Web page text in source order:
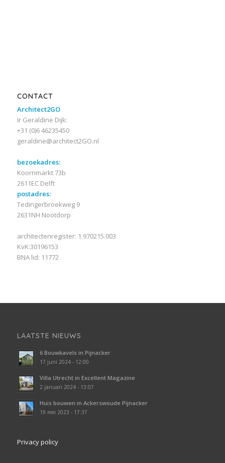
CONTACT
Architect2GO
Ir Geraldine Dijk:
+31 (0)6 46235450
geraldine@architect2GO.nl
bezoekadres:
Koornmarkt 73b
2611EC Delft
postadres:
Tedingerbroekweg 9
2631NH Nootdorp
architectenregister: 1.970215.003
KvK:30196153
BNA lid: 11772
LAATSTE NIEUWS
6 Bouwkavels in Pijnacker
17 juni 2024 - 12:00
Villa Utrecht in Excellent Magazine
2 januari 2024 - 13:07
Huis bouwen in Ackerswoude Pijnacker
19 mei 2023 - 17:37
Privacy policy